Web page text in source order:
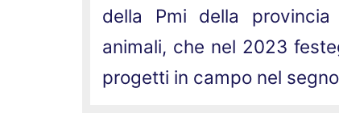
della Pmi della
animali, che nel 2023
progetti in campo nel